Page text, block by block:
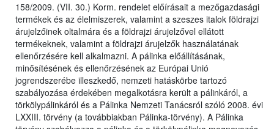
158/2009. (VII. 30.) Korm. rendelet előírásait a mezőgazdasági
termékek és az élelmiszerek, valamint a szeszes italok földrajzi
árujelzőinek oltalmára és a földrajzi árujelzővel ellátott
termékeknek, valamint a földrajzi árujelzők használatának
ellenőrzésére kell alkalmazni. A pálinka előállításának,
minősítésének és ellenőrzésének az Európai Unió
jogrendszerébe illeszkedő, nemzeti hatáskörbe tartozó
szabályozása érdekében megalkotásra került a pálinkáról, a
törkölypálinkáról és a Pálinka Nemzeti Tanácsról szóló 2008. évi
LXXIII. törvény (a továbbiakban Pálinka-törvény). A Pálinka